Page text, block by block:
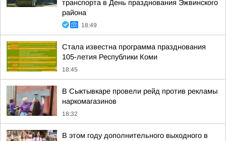
транспорта в День празднования Эжвинского
района
18:49
Стала известна программа празднования
105-летия Республики Коми
18:45
В Сыктывкаре провели рейд против рекламы
наркомагазинов
18:32
В этом году дополнительного выходного в